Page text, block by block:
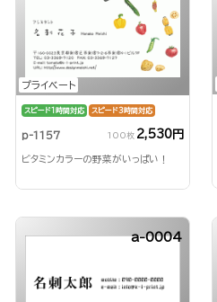
プライベート
スピード1時間対応 スピード3時間対応
p-1157 100枚 2,530円
ビタミンカラーの野菜がいっぱい！
a-0004